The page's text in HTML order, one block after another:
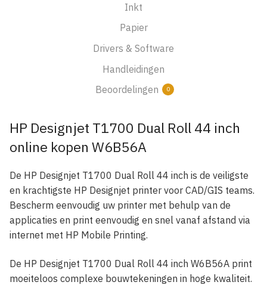
Inkt
Papier
Drivers & Software
Handleidingen
Beoordelingen
0
HP Designjet T1700 Dual Roll 44 inch
online kopen W6B56A
De HP Designjet T1700 Dual Roll 44 inch is de veiligste
en krachtigste HP Designjet printer voor CAD/GIS teams.
Bescherm eenvoudig uw printer met behulp van de
applicaties en print eenvoudig en snel vanaf afstand via
internet met HP Mobile Printing.
De HP Designjet T1700 Dual Roll 44 inch W6B56A print
moeiteloos complexe bouwtekeningen in hoge kwaliteit.